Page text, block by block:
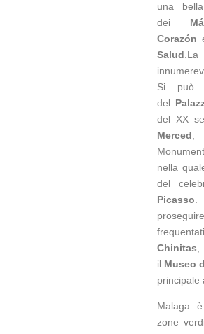
una
dei
Corazón
Salud
Si può
del
del XX
Merced
nella
del
Picasso
Chinitas
il Museo
principale
Malaga
zone